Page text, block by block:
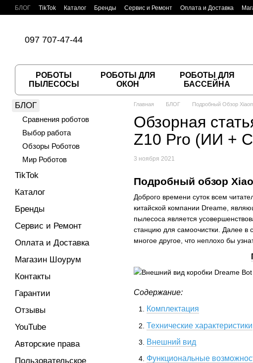
Перейти к основному контенту
БЛОГ TikTok Каталог Бренды Сервис и Ремонт Оплата и Доставка
097 707-47-44
РОБОТЫ
ПЫЛЕСОСЫ
РОБОТЫ ДЛЯ
ОКОН
РОБОТЫ ДЛЯ
БАССЕЙНА
Главная БЛОГ Подробный Обзор
Обзорная
Z10 Pro (ИИ +
3 ноября 2021
Подробный обзор
Доброго времени суток всем
китайской компании Dreame,
пылесоса является
станцию для самоочистки. Далее
многое другое, что неплохо бы
Содержание:
Комплектация
Технические характеристики
Внешний вид
Функциональные
БЛОГ
Сравнения роботов
Выбор работа
Обзоры Роботов
Мир Роботов
TikTok
Каталог
Бренды
Сервис и Ремонт
Оплата и Доставка
Магазин Шоурум
Контакты
Гарантии
Отзывы
YouTube
Авторские права
Пользовательское